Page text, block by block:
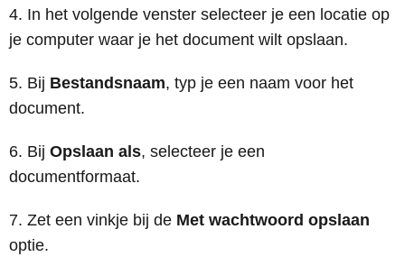
In het volgende venster selecteer je een locatie op
je computer waar je het document wilt opslaan.
Bij Bestandsnaam, typ je een naam voor het
document.
Bij Opslaan als, selecteer je een
documentformaat.
Zet een vinkje bij de Met wachtwoord opslaan
optie.